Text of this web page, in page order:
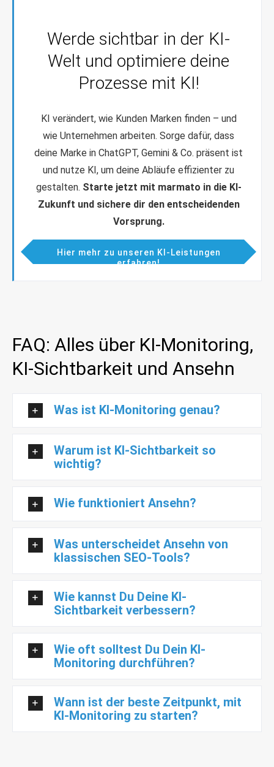
Werde sichtbar in der KI-
Welt und optimiere deine
Prozesse mit KI!
KI verändert, wie Kunden Marken finden – und
wie Unternehmen arbeiten. Sorge dafür, dass
deine Marke in ChatGPT, Gemini & Co. präsent ist
und nutze KI, um deine Abläufe effizienter zu
gestalten. Starte jetzt mit marmato in die KI-
Zukunft und sichere dir den entscheidenden
Vorsprung.
Hier mehr zu unseren KI-Leistungen
erfahren!
FAQ: Alles über KI-Monitoring,
KI-Sichtbarkeit und Ansehn
Was ist KI-Monitoring genau?
Warum ist KI-Sichtbarkeit so
wichtig?
Wie funktioniert Ansehn?
Was unterscheidet Ansehn von
klassischen SEO-Tools?
Wie kannst Du Deine KI-
Sichtbarkeit verbessern?
Wie oft solltest Du Dein KI-
Monitoring durchführen?
Wann ist der beste Zeitpunkt, mit
KI-Monitoring zu starten?